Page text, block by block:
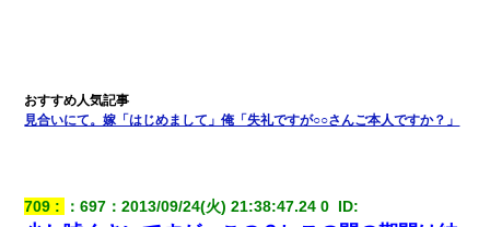
見合いにて。嫁「はじめまして」俺「失礼ですが○○さんご本人ですか？」
709 ：697 ：2013/09/24(火) 21:38:47.24 0 ID: